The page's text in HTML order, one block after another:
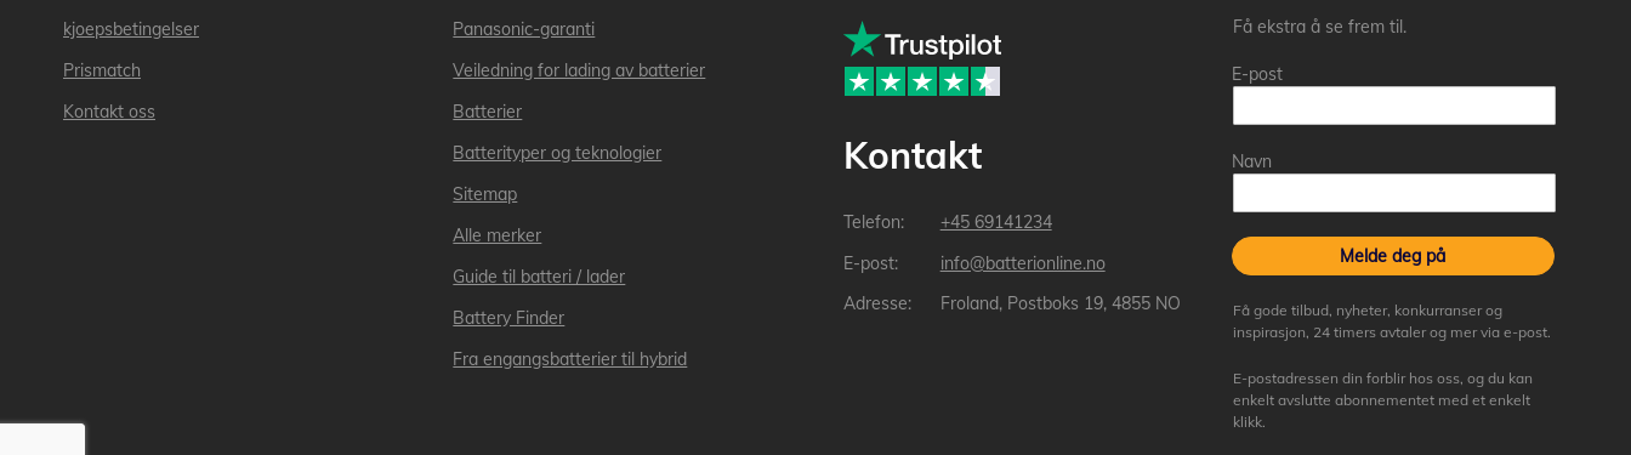
kjoepsbetingelser
Prismatch
Kontakt oss
Panasonic-garanti
Veiledning for lading av batterier
Batterier
Batterityper og teknologier
Sitemap
Alle merker
Guide til batteri / lader
Battery Finder
Fra engangsbatterier til hybrid
Kontakt
+45 69141234
info@batterionline.no
Froland, Postboks 19, 4855 NO
Få ekstra å se frem til.
E-post
Navn
Melde deg på
Få gode tilbud, nyheter, konkurranser og
inspirasjon, 24 timers avtaler og mer via e-post.
E-postadressen din forblir hos oss, og du kan
enkelt avslutte abonnementet med et enkelt
klikk.